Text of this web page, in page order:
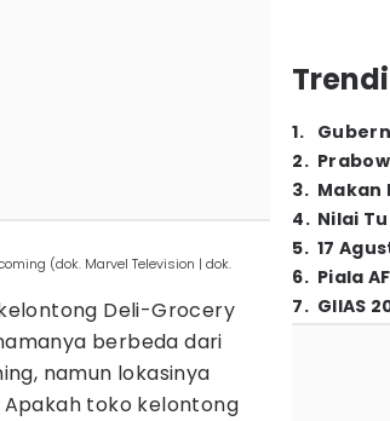
(dok. Marvel Television | dok.
Deli-Grocery
berbeda dari
namun lokasinya
toko kelontong
1.
2.
3. Makan
4. Nilai
5. 17
6. Piala
7. GIIAS